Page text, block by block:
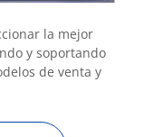
la mejor
y soportando
de venta y